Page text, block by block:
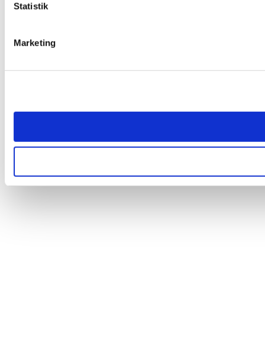
Statistik
Marketing